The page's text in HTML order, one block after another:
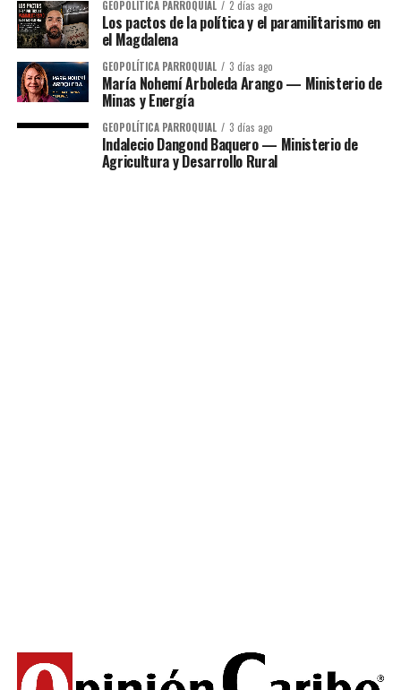
GEOPOLÍTICA PARROQUIAL 2 días ago
Los pactos de la política y el paramilitarismo en
el Magdalena
GEOPOLÍTICA PARROQUIAL 3 días ago
María Nohemí Arboleda Arango — Ministerio de
Minas y Energía
GEOPOLÍTICA PARROQUIAL 3 días ago
Indalecio Dangond Baquero — Ministerio de
Agricultura y Desarrollo Rural